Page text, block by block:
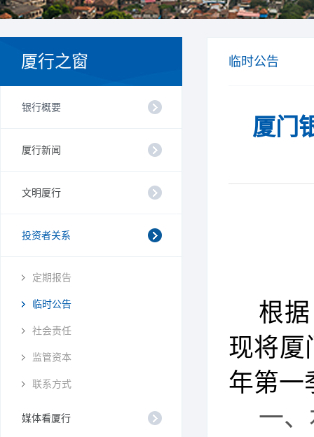
厦行之窗
银行概要
厦行新闻
文明厦行
投资者关系
定期报告
临时公告
社会责任
监管资本
联系方式
媒体看厦行
临时公告
厦门
根
现将厦
年第一
一、